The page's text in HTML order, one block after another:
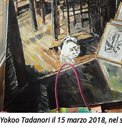
Yokoo Tadanori il 15 marzo 2018, nel